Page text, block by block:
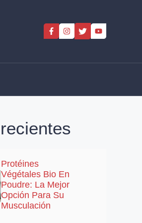
Protéines
Végétales Bio En
Poudre: La Mejor
Opción Para Su
Musculación